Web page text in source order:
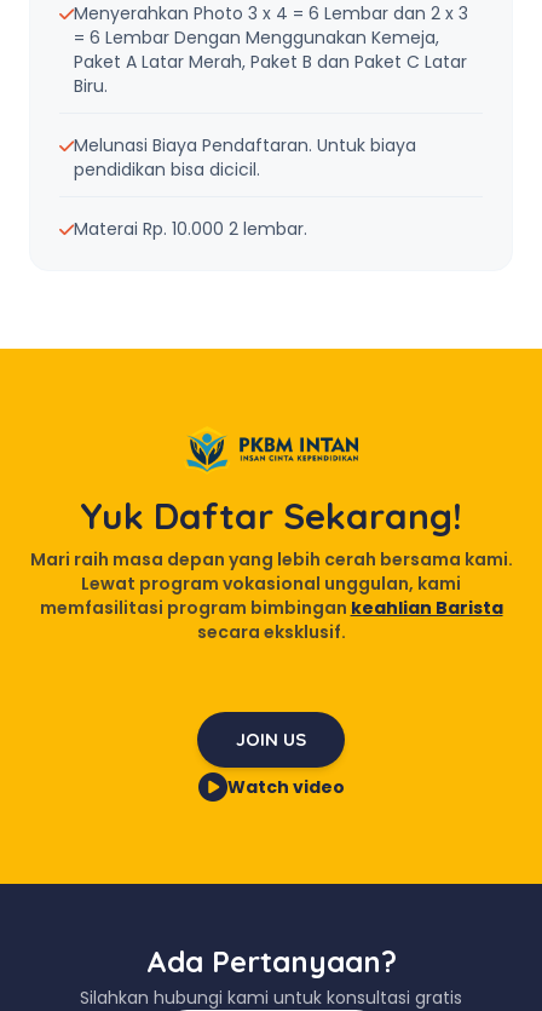
Menyerahkan Photo 3 x 4 = 6 Lembar dan 2 x 3
= 6 Lembar Dengan Menggunakan Kemeja,
Paket A Latar Merah, Paket B dan Paket C Latar
Biru.
Melunasi Biaya Pendaftaran. Untuk biaya
pendidikan bisa dicicil.
Materai Rp. 10.000 2 lembar.
Yuk Daftar Sekarang!
Mari raih masa depan yang lebih cerah bersama kami.
Lewat program vokasional unggulan, kami
memfasilitasi program bimbingan keahlian Barista
secara eksklusif.
JOIN US
Watch video
Ada Pertanyaan?
Silahkan hubungi kami untuk konsultasi gratis